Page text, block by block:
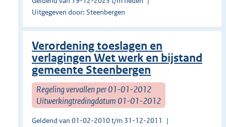
Uitgegeven door: Steenbergen
Verordening toeslagen en
verlagingen Wet werk en bijstand
gemeente Steenbergen
Regeling vervallen per 01-01-2012
Uitwerkingtredingdatum 01-01-2012
Geldend van 01-02-2010 t/m 31-12-2011